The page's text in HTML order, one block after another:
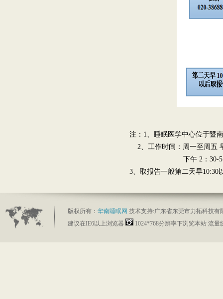
注：1、睡眠医学中心位于暨
2、工作时间：周一至周五
下午 2：30-
3、取报告一般第二天早10:30
版权所有： 华南睡眠网 技术支持:广东省东莞市力拓科技有
建议在IE6以上浏览器
1024*768分辨率下浏览本站 流量